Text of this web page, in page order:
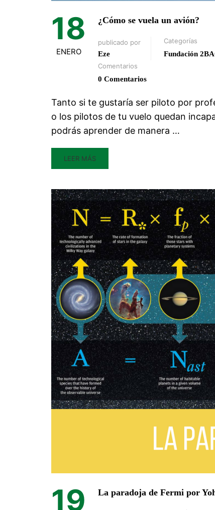
18
ENERO
¿Cómo se vuela un avión?
publicado por
Eze
Categorías
Fundación
Comentarios
0 Comentarios
Tanto si te gustaría ser piloto por
o los pilotos de tu vuelo quedan
podrás aprender de manera …
LEER MÁS
19 La paradoja de Fermi por